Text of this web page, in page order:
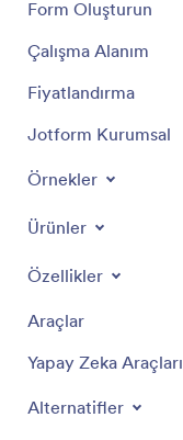
Form Oluşturun
Çalışma Alanım
Fiyatlandırma
Jotform Kurumsal
Örnekler
Ürünler
Özellikler
Araçlar
Yapay Zeka Araçları
Alternatifler